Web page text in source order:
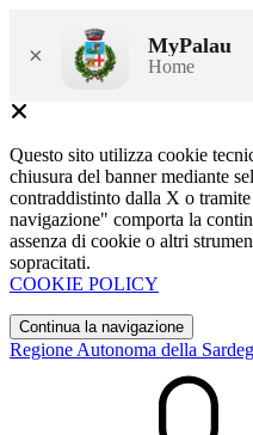
× MyPalau
Home
Questo sito utilizza cookie
chiusura del banner mediante
contraddistinto dalla X o
navigazione" comporta la
assenza di cookie o altri
sopracitati.
COOKIE POLICY
Continua la navigazione
Regione Autonoma della